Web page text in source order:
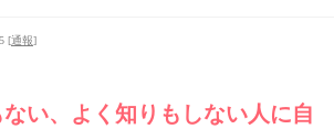
[通報]
い、よく知りもしない人に自